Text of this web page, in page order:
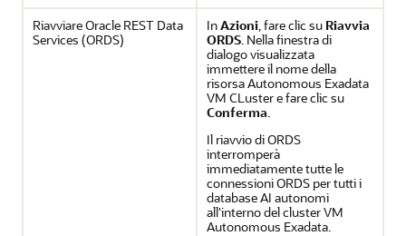
Riavviare Oracle REST Data
Services (ORDS)
InAzioni, fare clic su Riavvia
ORDS. Nella finestra di
dialogo visualizzata
immettere il nome della
risorsa Autonomous Exadata
VM CLuster e fare clic su
Conferma.
Il riavvio di ORDS
interromperà
immediatamente tutte le
connessioni ORDS per tutti i
database AI autonomi
all'interno del cluster VM
Autonomous Exadata.